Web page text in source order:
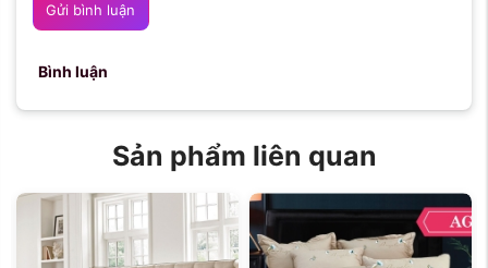
Gửi bình luận
Bình luận
Sản phẩm liên quan